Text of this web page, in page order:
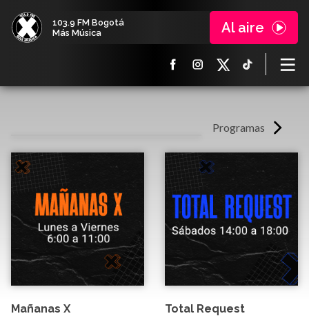
103.9 FM Bogotá
Más Música
Al aire
Programas
Mañanas X Total Request